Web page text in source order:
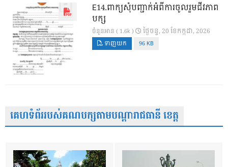
E14.ពាក្យសុំបញ្ជាក់អំពីការចូលរួមជីវភាព
បក្ស
ចំនួនអាន ( 1.6k ) ថ្ងៃ​ចន្ទ, 20 ខែ​កក្កដា, 2026
ទាញយក 96 KB
គេហទំព័ររបស់គណបក្សតាមបណ្តារាជធានី ខេត្ត